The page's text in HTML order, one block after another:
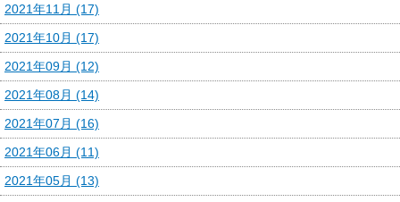
2021年11月 (17)
2021年10月 (17)
2021年09月 (12)
2021年08月 (14)
2021年07月 (16)
2021年06月 (11)
2021年05月 (13)